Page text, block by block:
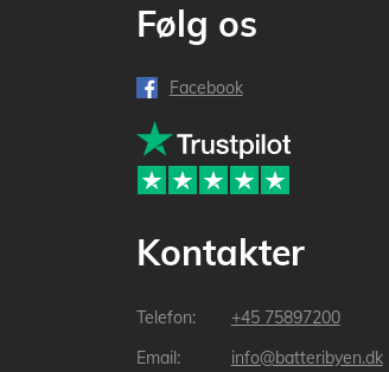
Følg os
Facebook
Kontakter
+45 75897200
info@batteribyen.dk